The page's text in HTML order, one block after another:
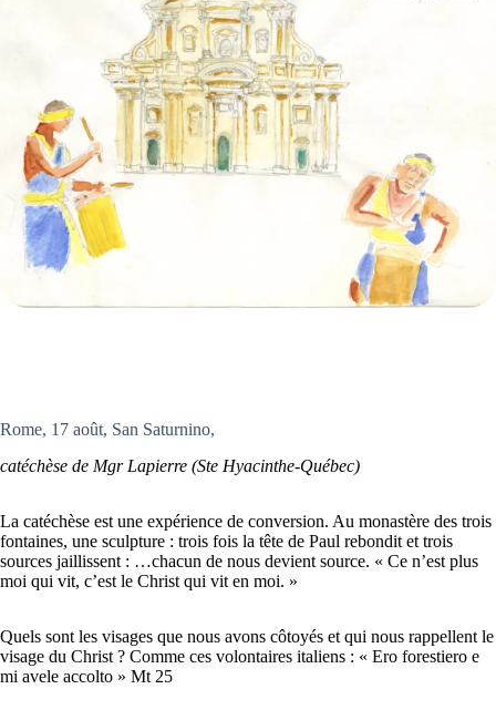
Rome, 17 août, San Saturnino,
catéchèse de Mgr Lapierre (Ste Hyacinthe-Québec)
La catéchèse est une expérience de conversion. Au monastère des trois
fontaines, une sculpture : trois fois la tête de Paul rebondit et trois
sources jaillissent : …chacun de nous devient source. « Ce n’est plus
moi qui vit, c’est le Christ qui vit en moi. »
Quels sont les visages que nous avons côtoyés et qui nous rappellent le
visage du Christ ? Comme ces volontaires italiens : « Ero forestiero e
mi avele accolto » Mt 25